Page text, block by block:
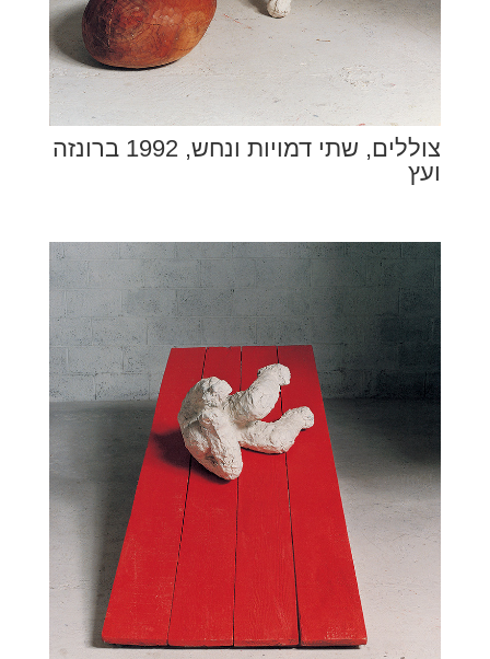
צוללים, שתי דמויות ונחש, 1992 ברונזה
ועץ